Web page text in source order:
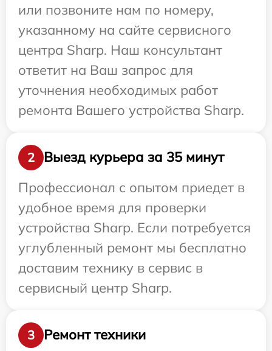
или позвоните нам по номеру,
указанному на сайте сервисного
центра Sharp. Наш консультант
ответит на Ваш запрос для
уточнения необходимых работ
ремонта Вашего устройства Sharp.
2
Выезд курьера за 35 минут
Профессионал с опытом приедет в
удобное время для проверки
устройства Sharp. Если потребуется
углубленный ремонт мы бесплатно
доставим технику в сервис в
сервисный центр Sharp.
3
Ремонт техники